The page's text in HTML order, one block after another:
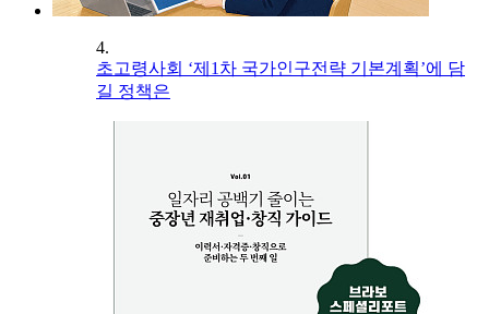
4.
초고령사회 ‘제1차 국가인구전략 기본계획’에 담
길 정책은